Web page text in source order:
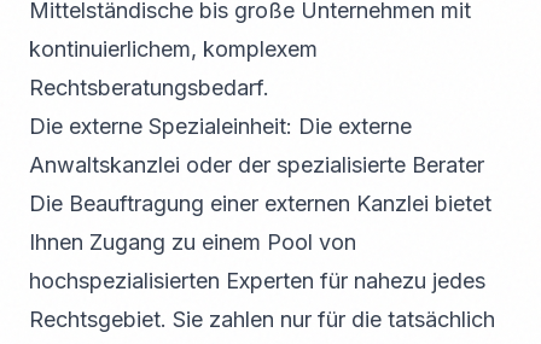
Mittelständische bis große Unternehmen mit
kontinuierlichem, komplexem
Rechtsberatungsbedarf.
Die externe Spezialeinheit: Die externe
Anwaltskanzlei oder der spezialisierte Berater
Die Beauftragung einer externen Kanzlei bietet
Ihnen Zugang zu einem Pool von
hochspezialisierten Experten für nahezu jedes
Rechtsgebiet. Sie zahlen nur für die tatsächlich